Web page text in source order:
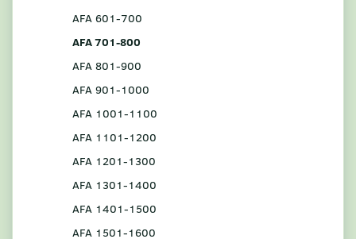
AFA 601-700
AFA 701-800
AFA 801-900
AFA 901-1000
AFA 1001-1100
AFA 1101-1200
AFA 1201-1300
AFA 1301-1400
AFA 1401-1500
AFA 1501-1600